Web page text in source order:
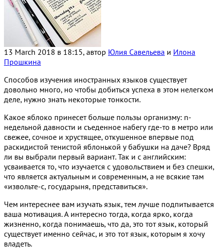
13 March 2018 в 18:15, автор Юлия Савельева и Илона
Прошкина
Способов изучения иностранных языков существует
довольно много, но чтобы добиться успеха в этом нелегком
деле, нужно знать некоторые тонкости.
Какое яблоко принесет больше пользы организму: n-
недельной давности и съеденное набегу где-то в метро или
свежее, сочное и хрустящее, откушенное впервые под
раскидистой тенистой яблонькой у бабушки на даче? Вряд
ли вы выбрали первый вариант. Так и с английским:
усваивается то, что изучается с удовольствием и без спешки,
что является актуальным и современным, а не всякие там
«извольте-с, государыня, представиться».
Чем интереснее вам изучать язык, тем лучше подпитывается
ваша мотивация. А интересно тогда, когда ярко, когда
жизненно, когда понимаешь, что да, это тот язык, который
существует именно сейчас, и это тот язык, которым я хочу
владеть.